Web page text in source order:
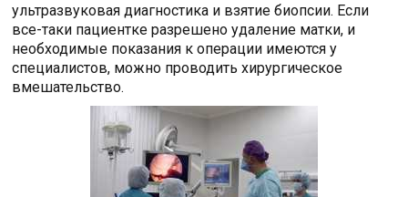
ультразвуковая диагностика и взятие биопсии. Если
все-таки пациентке разрешено удаление матки, и
необходимые показания к операции имеются у
специалистов, можно проводить хирургическое
вмешательство.